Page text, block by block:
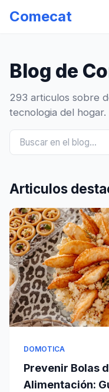
Comecat
Blog de
293 articulos sobre
tecnologia del hogar.
Articulos
DOMOTICA
Prevenir Bolas
Alimentación: